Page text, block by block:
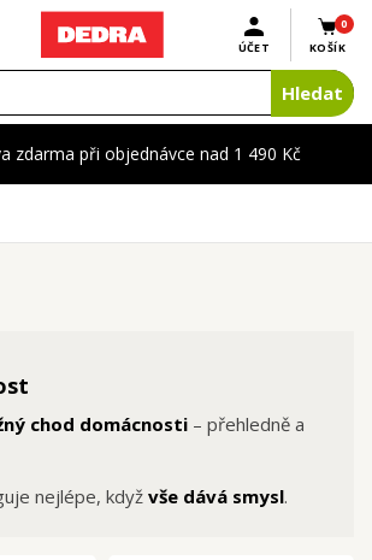
zdarma při objednávce nad 1 490 Kč
0
KOŠÍK
ÚČET
Hledat
chod domácnosti – přehledně a
nejlépe, když vše dává smysl.